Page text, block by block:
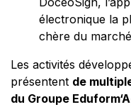
électronique la
chère du
Les activités
présentent de
du Groupe